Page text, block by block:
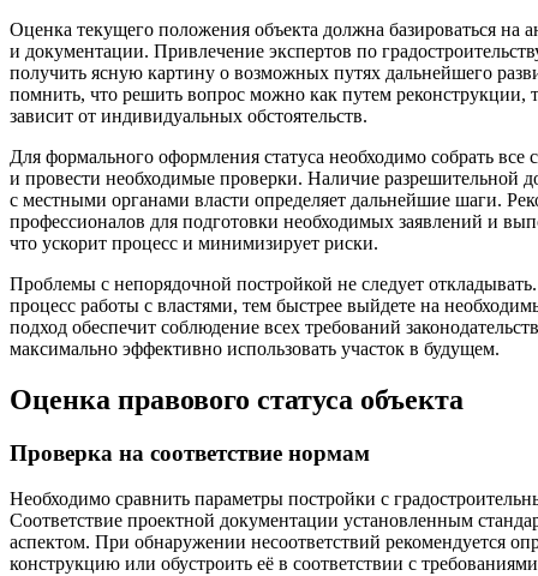
Оценка текущего положения объекта должна базироваться на
и документации. Привлечение экспертов по
получить ясную картину о возможных путях дальнейшего
помнить, что решить вопрос можно как путем реконструкции,
зависит от индивидуальных обстоятельств.
Для формального оформления статуса необходимо собрать
и провести необходимые проверки. Наличие разрешительной
с местными органами власти определяет дальнейшие шаги.
профессионалов для подготовки необходимых заявлений и
что ускорит процесс и минимизирует риски.
Проблемы с непорядочной постройкой не следует
процесс работы с властями, тем быстрее выйдете на
подход обеспечит соблюдение всех требований
максимально эффективно использовать участок в будущем.
Оценка правового статуса объекта
Проверка на соответствие нормам
Необходимо сравнить параметры постройки с
Соответствие проектной документации установленным
аспектом. При обнаружении несоответствий рекомендуется
конструкцию или обустроить её в соответствии с